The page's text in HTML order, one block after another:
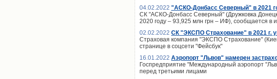
04.02.2022 "АСКО-Донбасс Северный" в 2021
СК "АСКО-Донбасс Северный" (Дружковка
2020 году – 93,925 млн грн – ИФ), сообщается
02.02.2022 CК "ЭКСПО Страхование" в 2021 г.
Страховая компания "ЭКСПО Страхование"
странице в соцсети "Фейсбук"
16.01.2022 Аэропорт "Львов" намерен
Госпредприятие "Международный аэропорт
перед третьими лицами